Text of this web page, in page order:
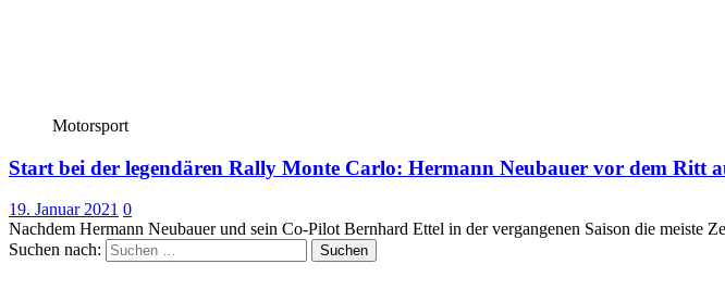
Motorsport
Start bei der legendären Rally Monte Carlo: Hermann Neubauer vor dem Ritt
19. Januar 2021 0
Nachdem Hermann Neubauer und sein Co-Pilot Bernhard Ettel in der vergangenen Saison die
Suchen nach: